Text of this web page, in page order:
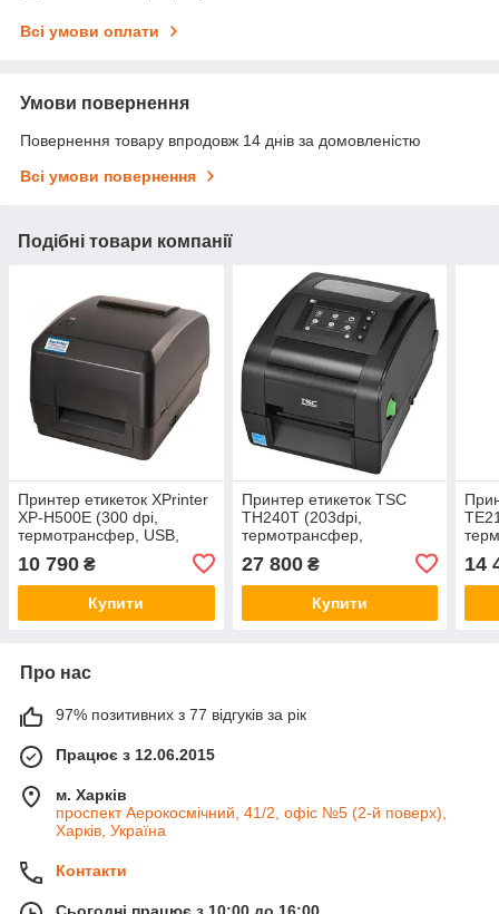
Всі умови оплати
Умови повернення
Повернення товару впродовж 14 днів за домовленістю
Всі умови повернення
Подібні товари компанії
Принтер етикеток XPrinter
XP-H500E (300 dpi,
термотрансфер, USB,
10 790 ₴
Купити
Принтер етикеток TSC
TH240T (203dpi,
термотрансфер,
ріббон 300 м)
27 800₴
Купити
14
Про нас
97% позитивних з 77 відгуків за рік
Працює з 12.06.2015
м. Харків
проспект Аерокосмічний, 41/2, офіс №5 (2-й поверх),
Харків, Україна
Контакти
Сьогодні працює з 10:00 до 16:00